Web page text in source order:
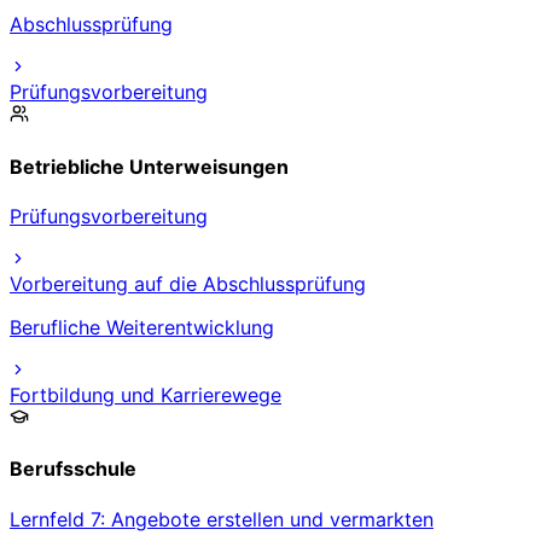
Abschlussprüfung
Prüfungsvorbereitung
Betriebliche Unterweisungen
Prüfungsvorbereitung
Vorbereitung auf die Abschlussprüfung
Berufliche Weiterentwicklung
Fortbildung und Karrierewege
Berufsschule
Lernfeld 7: Angebote erstellen und vermarkten